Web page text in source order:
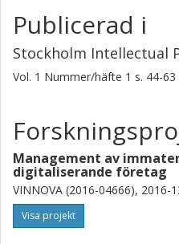
Publicerad i
Stockholm Intellectual
Vol. 1 Nummer/häfte 1 s. 44-63
Management av
digitaliserande företag
VINNOVA (2016-04666), 2016-
Visa projekt